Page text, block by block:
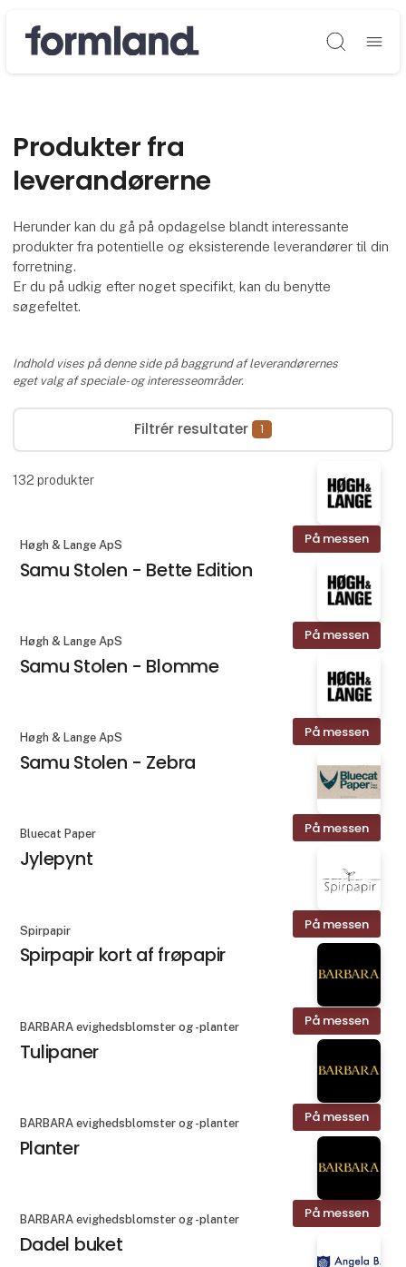
Søg
Produkter fra
leverandørerne
Herunder kan du gå på opdagelse blandt interessante
produkter fra potentielle og eksisterende leverandører til din
forretning.
Er du på udkig efter noget specifikt, kan du benytte
søgefeltet.
Indhold vises på denne side på baggrund af leverandørernes
eget valg af speciale- og interesseområder.
Filtrér resultater 1
132 produkter
På messen
Høgh & Lange ApS
Samu Stolen - Bette Edition
På messen
Høgh & Lange ApS
Samu Stolen - Blomme
På messen
Høgh & Lange ApS
Samu Stolen - Zebra
På messen
Bluecat Paper
Jylepynt
På messen
Spirpapir
Spirpapir kort af frøpapir
På messen
BARBARA evighedsblomster og -planter
Tulipaner
På messen
BARBARA evighedsblomster og -planter
Planter
På messen
BARBARA evighedsblomster og -planter
Dadel buket